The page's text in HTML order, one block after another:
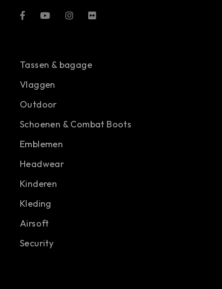
Tassen & bagage
Vlaggen
Outdoor
Schoenen & Combat Boots
Emblemen
Headwear
Kinderen
Kleding
Airsoft
Security